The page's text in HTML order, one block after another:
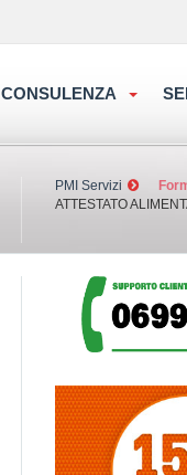
CONSULENZA
PMI Servizi
ATTESTATO